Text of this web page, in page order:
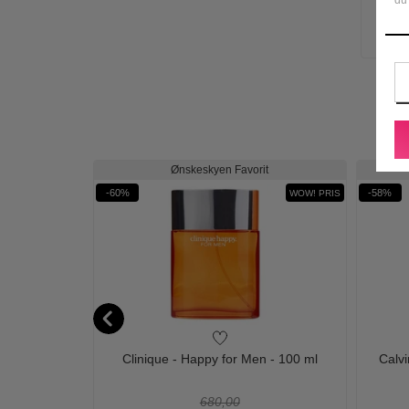
Ønskeskyen Favorit
-60% WOW! PRIS
Clinique - Happy for Men - 100 ml
680,00
-58%